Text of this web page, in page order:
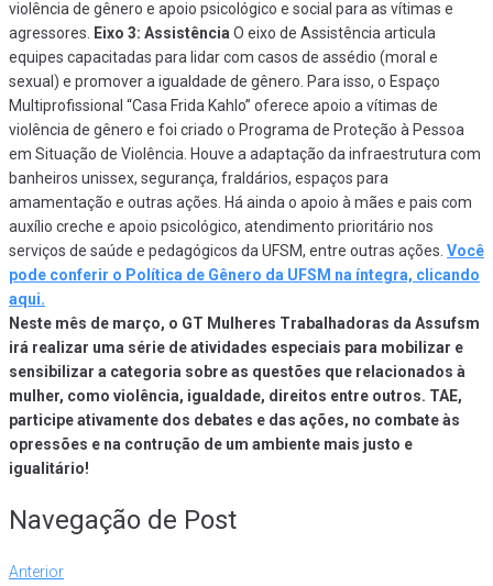
violência de gênero e apoio psicológico e social para as vítimas e
agressores.
Eixo 3: Assistência O eixo de Assistência articula
equipes capacitadas para lidar com casos de assédio (moral e
sexual) e promover a igualdade de gênero. Para isso, o Espaço
Multiprofissional “Casa Frida Kahlo” oferece apoio a vítimas de
violência de gênero e foi criado o Programa de Proteção à Pessoa
em Situação de Violência. Houve a adaptação da infraestrutura com
banheiros unissex, segurança, fraldários, espaços para
amamentação e outras ações. Há ainda o apoio à mães e pais com
auxílio creche e apoio psicológico, atendimento prioritário nos
serviços de saúde e pedagógicos da UFSM, entre outras ações. Você
pode conferir o Política de Gênero da UFSM na íntegra, clicando
aqui.
Neste mês de março, o GT Mulheres Trabalhadoras da Assufsm
irá realizar uma série de atividades especiais para mobilizar e
sensibilizar a categoria sobre as questões que relacionados à
mulher, como violência, igualdade, direitos entre outros. TAE,
participe ativamente dos debates e das ações, no combate às
opressões e na contrução de um ambiente mais justo e
igualitário!
Navegação de Post
Anterior